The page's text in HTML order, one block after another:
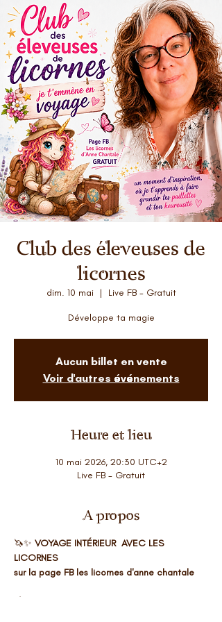
Club des éleveuses de
licornes
dim. 10 mai
  |
Live FB - Gratuit
Développe ta magie
Aucun billet en vente
Voir d'autres événements
Heure et lieu
10 mai 2026, 20:30 UTC+2
Live FB - Gratuit
A propos
🦄✨ VOYAGE INTÉRIEUR  AVEC LES
LICORNES
sur la page FB les licornes d'anne chantale